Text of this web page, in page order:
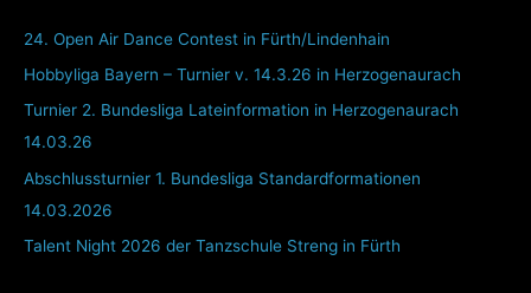
24. Open Air Dance Contest in Fürth/Lindenhain
Hobbyliga Bayern – Turnier v. 14.3.26 in Herzogenaurach
Turnier 2. Bundesliga Lateinformation in Herzogenaurach
14.03.26
Abschlussturnier 1. Bundesliga Standardformationen
14.03.2026
Talent Night 2026 der Tanzschule Streng in Fürth